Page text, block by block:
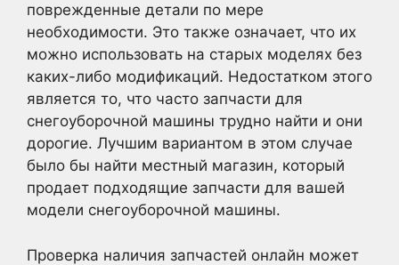
поврежденные детали по мере
необходимости. Это также означает, что их
можно использовать на старых моделях без
каких-либо модификаций. Недостатком этого
является то, что часто запчасти для
снегоуборочной машины трудно найти и они
дорогие. Лучшим вариантом в этом случае
было бы найти местный магазин, который
продает подходящие запчасти для вашей
модели снегоуборочной машины.
Проверка наличия запчастей онлайн может